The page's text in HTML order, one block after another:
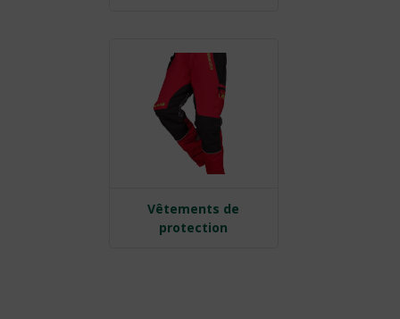
Vêtements de
protection